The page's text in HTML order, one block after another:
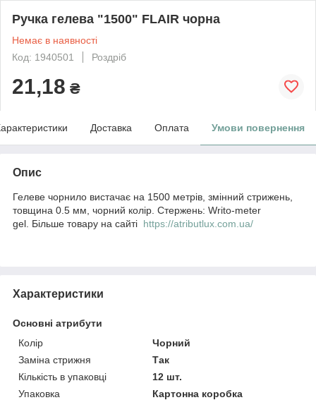
Ручка гелева "1500" FLAIR чорна
Немає в наявності
Код: 1940501
Роздріб
21,18 ₴
Доставка Оплата Умови повернення
Опис
Гелеве чорнило вистачає на 1500 метрів, змінний стрижень,
товщина 0.5 мм, чорний колір. Стержень: Writo-meter
gel. Більше товару на сайті https://atributlux.com.ua/
Характеристики
Основні атрибути
Колір
Чорний
Заміна стрижня
Так
Кількість в упаковці
12 шт.
Упаковка
Картонна коробка